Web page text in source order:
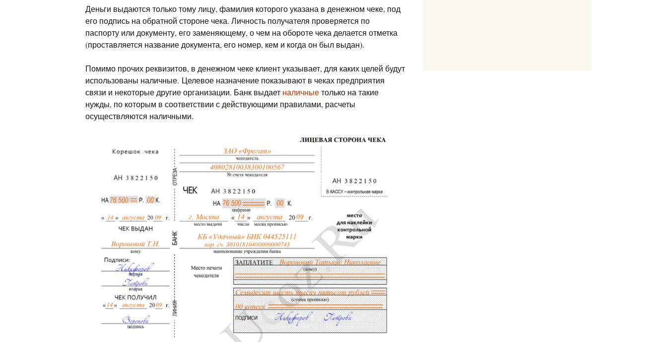
Деньги выдаются только тому лицу, фамилия которого указана в денежном чеке, под
его подпись на обратной стороне чека. Личность получателя проверяется по
паспорту или документу, его заменяющему, о чем на обороте чека делается отметка
(проставляется название документа, его номер, кем и когда он был выдан).
Помимо прочих реквизитов, в денежном чеке клиент указывает, для каких целей будут
использованы наличные. Целевое назначение показывают в чеках предприятия
связи и некоторые другие организации. Банк выдает наличныетолько на такие
нужды, по которым в соответствии с действующими правилами, расчеты
осуществляются наличными.